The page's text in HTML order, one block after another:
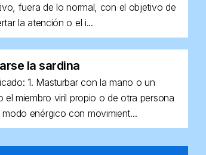
fuera de lo normal, con el objetivo de
la atención o el i...
la sardina
1. Masturbar con la mano o un
el miembro viril propio o de otra persona
modo enérgico con movimient...